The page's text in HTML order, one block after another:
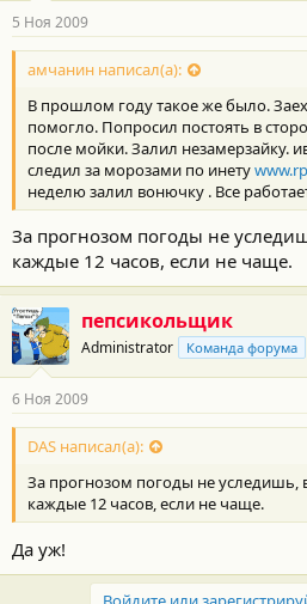
5 Ноя 2009
амчанин написал(а):
В прошлом году такое же было.
помогло. Попросил постоять в
после мойки. Залил незамерзайку.
следил за морозами по инету
неделю залил вонючку . Все
За прогнозом погоды не
каждые 12 часов, если не чаще.
пепсикольщик
Administrator Команда форума
6 Ноя 2009
DAS написал(а):
За прогнозом погоды не уследишь,
каждые 12 часов, если не чаще.
Да уж!